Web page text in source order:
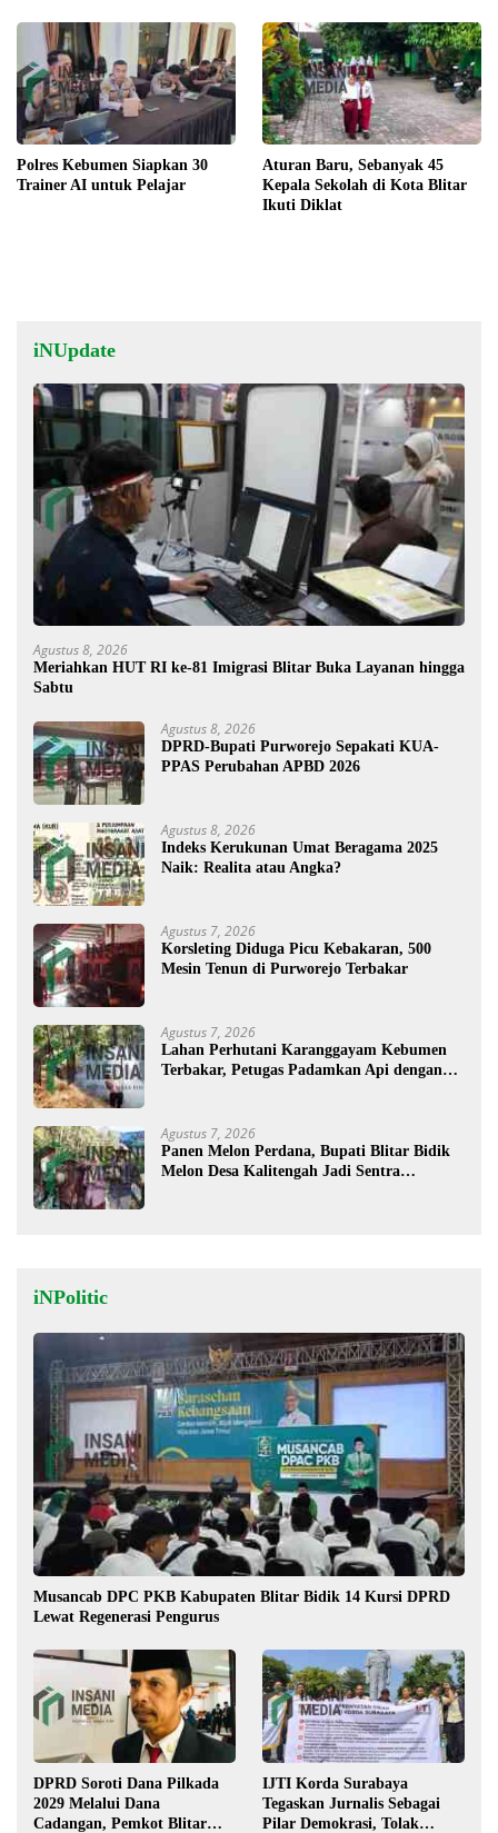
Polres Kebumen Siapkan 30
Trainer AI untuk Pelajar
Aturan Baru, Sebanyak 45
Kepala Sekolah di Kota Blitar
Ikuti Diklat
iNUpdate
Agustus 8, 2026
Meriahkan HUT RI ke-81 Imigrasi Blitar Buka Layanan hingga
Sabtu
Agustus 8, 2026
DPRD-Bupati Purworejo Sepakati KUA-
PPAS Perubahan APBD 2026
Agustus 8, 2026
Indeks Kerukunan Umat Beragama 2025
Naik: Realita atau Angka?
Agustus 7, 2026
Korsleting Diduga Picu Kebakaran, 500
Mesin Tenun di Purworejo Terbakar
Agustus 7, 2026
Lahan Perhutani Karanggayam Kebumen
Terbakar, Petugas Padamkan Api dengan
Agustus 7, 2026
Panen Melon Perdana, Bupati Blitar Bidik
Melon Desa Kalitengah Jadi Sentra
iNPolitic
Musancab DPC PKB Kabupaten Blitar Bidik 14 Kursi DPRD
Lewat Regenerasi Pengurus
DPRD Soroti Dana Pilkada
2029 Melalui Dana
Cadangan, Pemkot Blitar
IJTI Korda Surabaya
Tegaskan Jurnalis Sebagai
Pilar Demokrasi, Tolak